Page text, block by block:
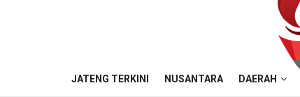
JATENG TERKINI NUSANTARA DAERAH